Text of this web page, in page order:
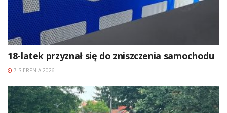
18-latek przyznał się do zniszczenia samochodu
7 SIERPNIA 2026